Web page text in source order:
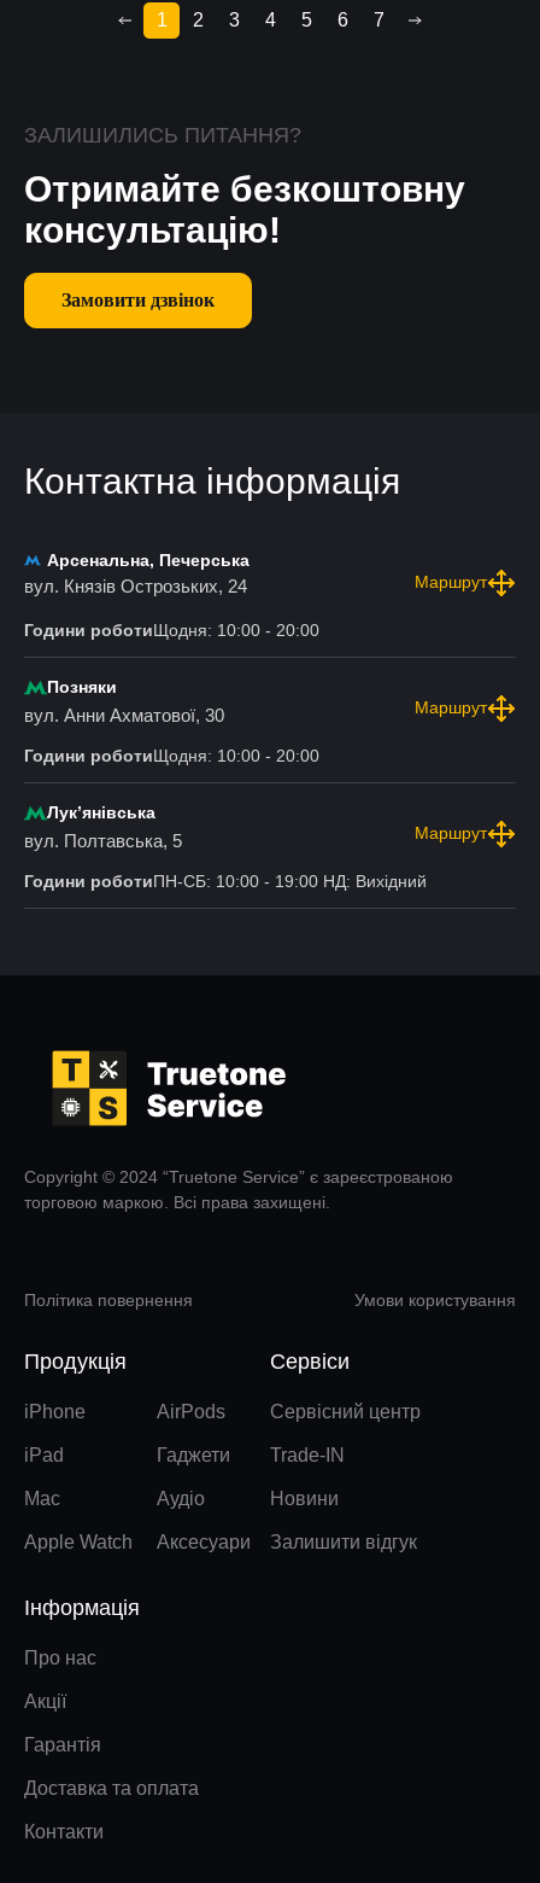
1 2 3 4 5 6 7
ЗАЛИШИЛИСЬ ПИТАННЯ?
Отримайте безкоштовну
консультацію!
Замовити дзвінок
Контактна інформація
Арсенальна, Печерська
вул. Князів Острозьких, 24 Маршрут
Години роботиЩодня: 10:00 - 20:00
Позняки
вул. Анни Ахматової, 30 Маршрут
Години роботиЩодня: 10:00 - 20:00
Лукʼянівська
вул. Полтавська, 5 Маршрут
Години роботиПН-СБ: 10:00 - 19:00 НД: Вихідний
Copyright © 2024 “Truetone Service” є зареєстрованою
торговою маркою. Всі права захищені.
Політика повернення Умови користування
Продукція
iPhone
iPad
Mac
Apple Watch
AirPods
Гаджети
Аудіо
Аксесуари
Сервіси
Сервісний центр
Trade-IN
Новини
Залишити відгук
Інформація
Про нас
Акції
Гарантія
Доставка та оплата
Контакти